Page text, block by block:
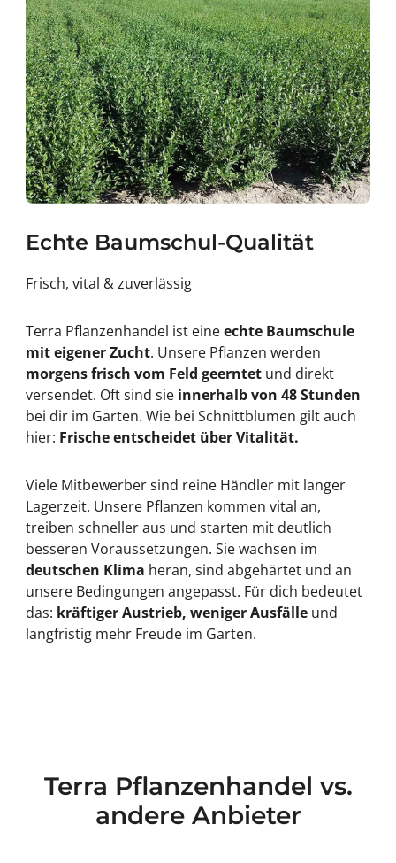
Echte Baumschul-Qualität
Frisch, vital & zuverlässig
Terra Pflanzenhandel ist eineechte Baumschule
mit eigener Zucht. Unsere Pflanzen werden
morgens frisch vom Feld geerntetund direkt
versendet. Oft sind sie innerhalb von 48 Stunden
bei dir im Garten. Wie bei Schnittblumen gilt auch
hier: Frische entscheidet über Vitalität.
Viele Mitbewerber sind reine Händler mit langer
Lagerzeit. Unsere Pflanzen kommen vital an,
treiben schneller aus und starten mit deutlich
besseren Voraussetzungen. Sie wachsen im
deutschen Klima heran, sind abgehärtet und an
unsere Bedingungen angepasst. Für dich bedeutet
das: kräftiger Austrieb, weniger Ausfälle und
langfristig mehr Freude im Garten.
Terra Pflanzenhandel vs.
andere Anbieter